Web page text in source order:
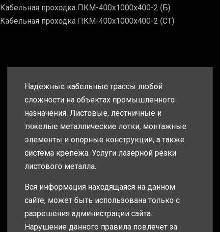
Кабельная проходка ПКМ-400х1000х400-2 (Б)
Кабельная проходка ПКМ-400х1000х400-2 (СТ)
Надежные кабельные трассы любой
сложности на объектах промышленного
назначения. Листовые, лестничные и
тяжелые металлические лотки, монтажные
элементы и опорные конструкции, а также
система крепежа. Услуги лазерной резки
листового металла.
Вся информация находящаяся на данном
сайте, может быть использована только с
разрешения администрации сайта.
Нарушение данного правила повлечет за